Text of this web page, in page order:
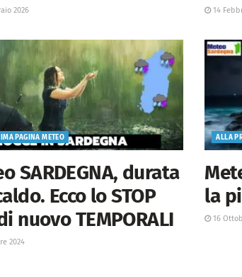
2026 14
PAGINA METEO
SARDEGNA, durata
Ecco lo STOP
nuovo TEMPORALI
2024
ALLA
la
16